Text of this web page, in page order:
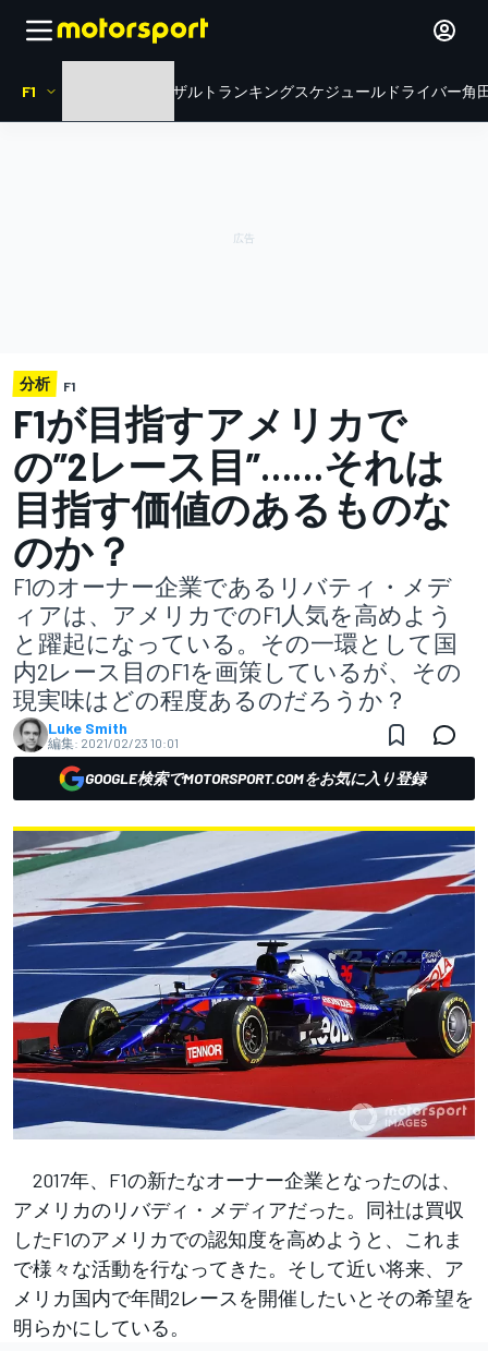
F1 リザルト ランキングスケジュール ドライバー角
分析 F1
F1が目指すアメリカで
の”2レース目”……それは
目指す価値のあるものな
のか？
F1のオーナー企業であるリバティ・メデ
ィアは、アメリカでのF1人気を高めよう
と躍起になっている。その一環として国
内2レース目のF1を画策しているが、その
現実味はどの程度あるのだろうか？
Luke Smith
編集: 2021/02/23 10:01
GOOGLE検索でMOTORSPORT.COMをお気に入り登録
2017年、F1の新たなオーナー企業となったのは、
アメリカのリバディ・メディアだった。同社は買収
したF1のアメリカでの認知度を高めようと、これま
で様々な活動を行なってきた。そして近い将来、ア
メリカ国内で年間2レースを開催したいとその希望を
明らかにしている。